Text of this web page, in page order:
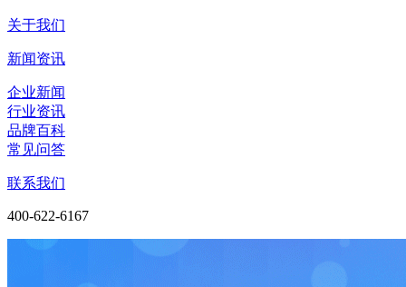
关于我们
新闻资讯
企业新闻
行业资讯
品牌百科
常见问答
联系我们
400-622-6167